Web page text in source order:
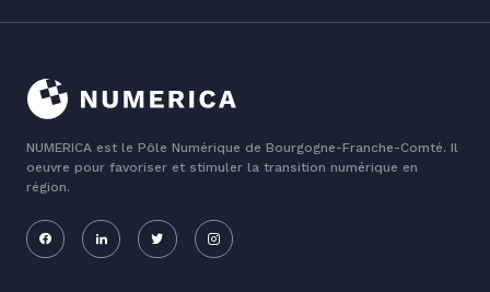
NUMERICA est le Pôle Numérique de Bourgogne-Franche-Comté. Il
oeuvre pour favoriser et stimuler la transition numérique en
région.